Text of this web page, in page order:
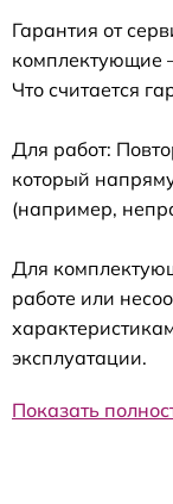
Гарантия от
комплектующие
Что считается
Для работ:
который
(например,
Для
работе или
эксплуатации.
Показать